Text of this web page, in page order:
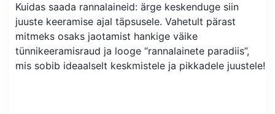
Kuidas saada rannalaineid: ärge keskenduge siin
juuste keeramise ajal täpsusele. Vahetult pärast
mitmeks osaks jaotamist hankige väike
tünnikeeramisraud ja looge “rannalainete paradiis”,
mis sobib ideaalselt keskmistele ja pikkadele juustele!